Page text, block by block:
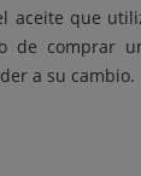
aceite que
de comprar
a su cambio.